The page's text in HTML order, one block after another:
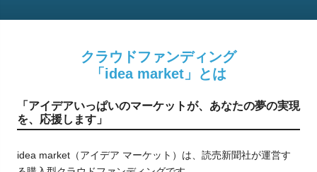
クラウドファンディング
「idea market」とは
「アイデアいっぱいのマーケットが、あなたの夢の実現
を、応援します」
idea market（アイデア マーケット）は、読売新聞社が運営す